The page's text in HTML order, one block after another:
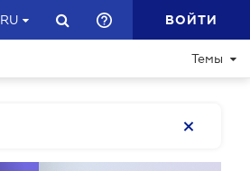
RU ВОЙТИ
Темы